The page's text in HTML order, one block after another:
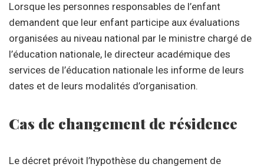
Lorsque les personnes responsables de l’enfant
demandent que leur enfant participe aux évaluations
organisées au niveau national par le ministre chargé de
l’éducation nationale, le directeur académique des
services de l’éducation nationale les informe de leurs
dates et de leurs modalités d’organisation.
Cas de changement de résidence
Le décret prévoit l’hypothèse du changement de